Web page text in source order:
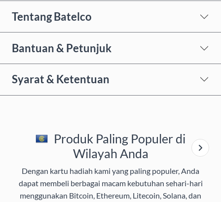
Tentang Batelco
Bantuan & Petunjuk
Syarat & Ketentuan
Produk Paling Populer di
Wilayah Anda
Dengan kartu hadiah kami yang paling populer, Anda
dapat membeli berbagai macam kebutuhan sehari-hari
menggunakan Bitcoin, Ethereum, Litecoin, Solana, dan